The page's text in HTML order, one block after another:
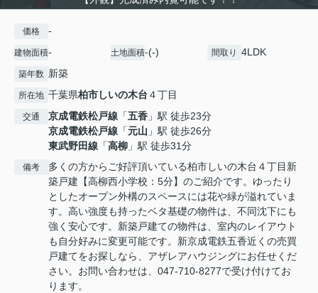
価格 -
建物面積- 土地面積-(-) 間取り 4LDK
築年数 新築
所在地 千葉県柏市しいの木台 ４丁目
交通 京成電鉄松戸線 「五香 」駅 徒歩23分
京成電鉄松戸線 「元山 」駅 徒歩26分
東武野田線 「高柳 」駅 徒歩31分
備考
多くの方からご好評頂いている柏市しいの木台４丁目新
築戸建【高柳西小学校：5分】のご紹介です。ゆったり
としたオープン外構のスペースには花や緑が溢れていま
す。高い強度も持ったベタ基礎の物件は、不同沈下にも
強く安心です。新築戸建ての物件は、室内のレイアウト
も自分好みに変更可能です。新京成電鉄五香近くの売買
戸建てをお探しなら、アザレアハウジングにお任せくだ
さい。お問い合わせは、047-710-8277で受け付けてお
ります。